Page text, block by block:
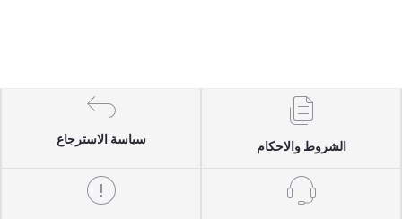
الشروط والاحكام
سياسة الاسترجاع